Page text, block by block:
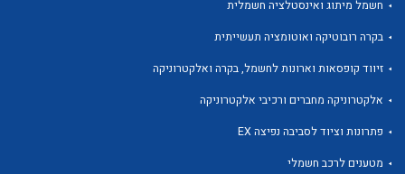
לכל מוצרי היצרן
חשמל מיתוג ואינסטלציה חשמלית
בקרה רובוטיקה ואוטומציה תעשייתית
זיווד קופסאות וארונות לחשמל, בקרה ואלקטרוניקה
אלקטרוניקה מחברים ורכיבי אלקטרוניקה
פתרונות וציוד לסביבה נפיצה EX
מטענים לרכב חשמלי